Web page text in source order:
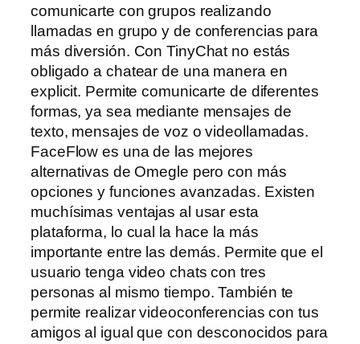
comunicarte con grupos realizando
llamadas en grupo y de conferencias para
más diversión. Con TinyChat no estás
obligado a chatear de una manera en
explicit. Permite comunicarte de diferentes
formas, ya sea mediante mensajes de
texto, mensajes de voz o videollamadas.
FaceFlow es una de las mejores
alternativas de Omegle pero con más
opciones y funciones avanzadas. Existen
muchísimas ventajas al usar esta
plataforma, lo cual la hace la más
importante entre las demás. Permite que el
usuario tenga video chats con tres
personas al mismo tiempo. También te
permite realizar videoconferencias con tus
amigos al igual que con desconocidos para